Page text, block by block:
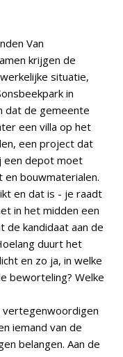
Van
krijgen de
situatie,
in
dat de gemeente
een villa op het
een project dat
een depot moet
bouwmaterialen.
en dat is - je raadt
in het midden een
de kandidaat aan de
duurt het
en zo ja, in welke
beworteling? Welke
vertegenwoordigen
iemand van de
belangen. Aan de